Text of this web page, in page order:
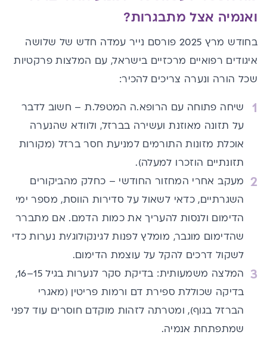
ואנמיה אצל מתבגרות?
בחודש מרץ 2025 פורסם נייר עמדה חדש של שלושה
איגודים רפואיים מרכזיים בישראל, עם המלצות פרקטיות
שכל הורה ונערה צריכים להכיר:
שיחה פתוחה עם הרופא.ה המטפל.ת – חשוב לדבר
על תזונה מאוזנת ועשירה בברזל, ולוודא שהנערה
אוכלת מזונות התורמים למניעת חסר ברזל (מקורות
תזונתיים הוזכרו למעלה).
מעקב אחרי המחזור החודשי – כחלק מהביקורים
השגרתיים, כדאי לשאול על סדירות הווסת, מספר ימי
הדימום ולנסות להעריך את כמות הדמם. אם מתברר
שהדימום מוגבר, מומלץ לפנות לגינקולוג/ית נערות כדי
לשקול דרכים להקל על עוצמת הדימום.
המלצה משמעותית: בדיקת סקר לנערות בגיל 15–16,
בדיקה שכוללת ספירת דם ורמות פריטין (מאגרי
הברזל בגוף), ומטרתה לזהות מוקדם חוסרים עוד לפני
שמתפתחת אנמיה.